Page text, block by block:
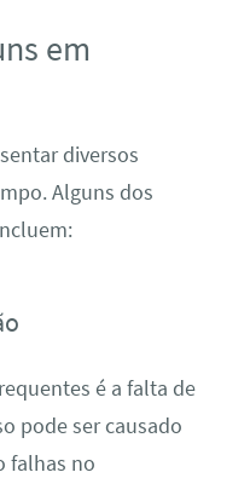
em
diversos
Alguns dos
é a falta de
pode ser causado
falhas no